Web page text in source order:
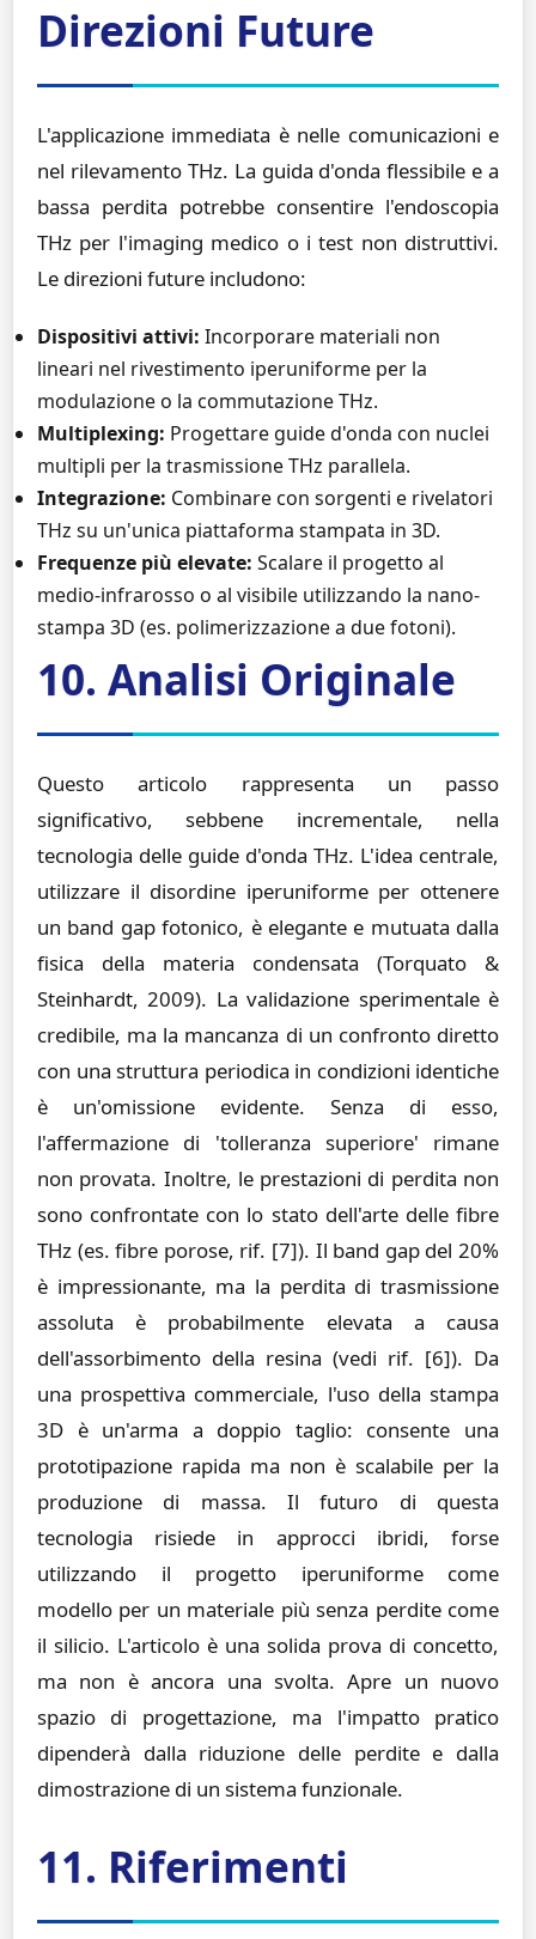
Direzioni Future
L'applicazione immediata è nelle comunicazioni e
nel rilevamento THz. La guida d'onda flessibile e a
bassa perdita potrebbe consentire l'endoscopia
THz per l'imaging medico o i test non distruttivi.
Le direzioni future includono:
Dispositivi attivi: Incorporare materiali non
lineari nel rivestimento iperuniforme per la
modulazione o la commutazione THz.
Multiplexing: Progettare guide d'onda con nuclei
multipli per la trasmissione THz parallela.
Integrazione: Combinare con sorgenti e rivelatori
THz su un'unica piattaforma stampata in 3D.
Frequenze più elevate: Scalare il progetto al
medio-infrarosso o al visibile utilizzando la nano-
stampa 3D (es. polimerizzazione a due fotoni).
10. Analisi Originale
Questo articolo rappresenta un passo
significativo, sebbene incrementale, nella
tecnologia delle guide d'onda THz. L'idea centrale,
utilizzare il disordine iperuniforme per ottenere
un band gap fotonico, è elegante e mutuata dalla
fisica della materia condensata (Torquato &
Steinhardt, 2009). La validazione sperimentale è
credibile, ma la mancanza di un confronto diretto
con una struttura periodica in condizioni identiche
è un'omissione evidente. Senza di esso,
l'affermazione di 'tolleranza superiore' rimane
non provata. Inoltre, le prestazioni di perdita non
sono confrontate con lo stato dell'arte delle fibre
THz (es. fibre porose, rif. [7]). Il band gap del 20%
è impressionante, ma la perdita di trasmissione
assoluta è probabilmente elevata a causa
dell'assorbimento della resina (vedi rif. [6]). Da
una prospettiva commerciale, l'uso della stampa
3D è un'arma a doppio taglio: consente una
prototipazione rapida ma non è scalabile per la
produzione di massa. Il futuro di questa
tecnologia risiede in approcci ibridi, forse
utilizzando il progetto iperuniforme come
modello per un materiale più senza perdite come
il silicio. L'articolo è una solida prova di concetto,
ma non è ancora una svolta. Apre un nuovo
spazio di progettazione, ma l'impatto pratico
dipenderà dalla riduzione delle perdite e dalla
dimostrazione di un sistema funzionale.
11. Riferimenti